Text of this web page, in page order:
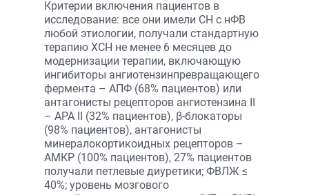
Критерии включения пациентов в
исследование: все они имели СН с нФВ
любой этиологии, получали стандартную
терапию ХСН не менее 6 месяцев до
модернизации терапии, включающую
ингибиторы ангиотензинпревращающего
фермента – АПФ (68% пациентов) или
антагонисты рецепторов ангиотензина II
– АРА II (32% пациентов), β-блокаторы
(98% пациентов), антагонисты
минералокортикоидных рецепторов –
АМКР (100% пациентов), 27% пациентов
получали петлевые диуретики; ФВЛЖ ≤
40%; уровень мозгового